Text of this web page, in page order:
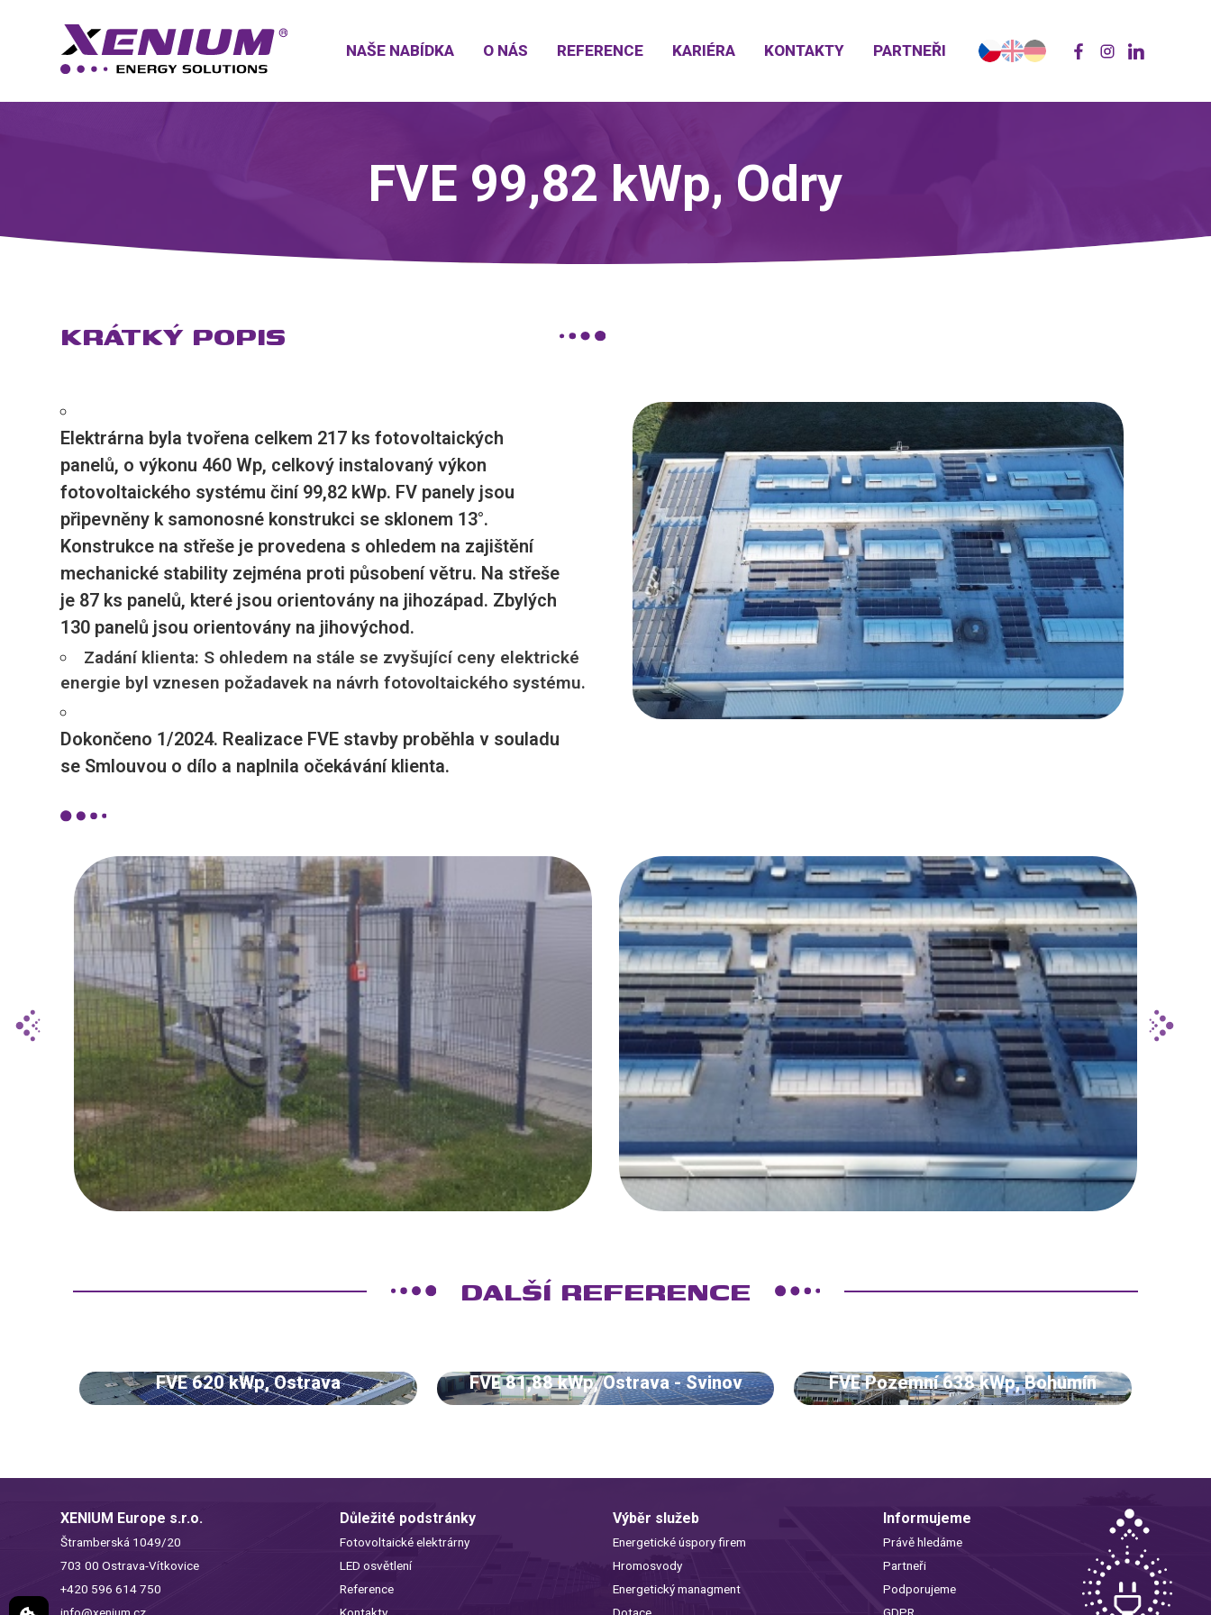
NAŠE NABÍDKA O NÁS REFERENCE KARIÉRA KONTAKTY PARTNEŘI
FVE 99,82 kWp, Odry
KRÁTKÝ POPIS
Elektrárna byla tvořena celkem 217 ks fotovoltaických
panelů, o výkonu 460 Wp, celkový instalovaný výkon
fotovoltaického systému činí 99,82 kWp. FV panely jsou
připevněny k samonosné konstrukci se sklonem 13°.
Konstrukce na střeše je provedena s ohledem na zajištění
mechanické stability zejména proti působení větru. Na střeše
je 87 ks panelů, které jsou orientovány na jihozápad. Zbylých
130 panelů jsou orientovány na jihovýchod.
Zadání klienta: S ohledem na stále se zvyšující ceny elektrické
energie byl vznesen požadavek na návrh fotovoltaického systému.
Dokončeno 1/2024. Realizace FVE stavby proběhla v souladu
se Smlouvou o dílo a naplnila očekávání klienta.
DALŠÍ REFERENCE
FVE 620 kWp, Ostrava FVE 81,88 kWp, Ostrava - Svinov FVE Pozemní 638 kWp, Bohumín
XENIUM Europe s.r.o.
Štramberská 1049/20
703 00 Ostrava-Vítkovice
+420 596 614 750
Důležité podstránky
Fotovoltaické elektrárny
LED osvětlení
Reference
Výběr služeb
Energetické úspory firem
Hromosvody
Energetický managment
Informujeme
Právě hledáme
Partneři
Podporujeme